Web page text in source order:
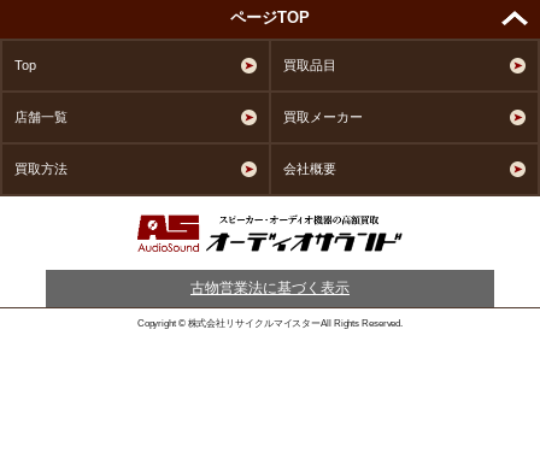
ページTOP
Top 買取品目
店舗一覧 買取メーカー
買取方法 会社概要
古物営業法に基づく表示
Copyright © 株式会社リサイクルマイスターAll Rights Reserved.